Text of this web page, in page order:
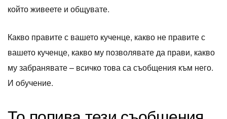
който живеете и общувате.
Какво правите с вашето кученце, какво не правите с
вашето кученце, какво му позволявате да прави, какво
му забранявате – всичко това са съобщения към него.
И обучение.